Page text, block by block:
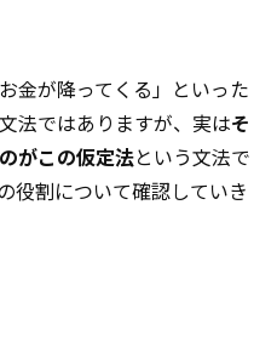
金が降ってくる」といった
法ではありますが、実はそ
がこの仮定法という文法で
役割について確認していき